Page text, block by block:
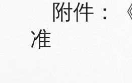
附件：
准